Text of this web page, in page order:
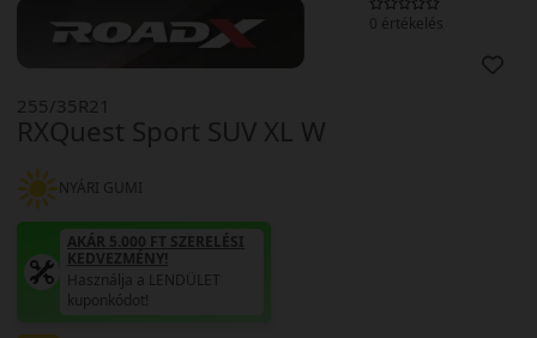
0 értékelés
RXQuest Sport SUV XL W
255/35R21
NYÁRI GUMI
AKÁR 5.000 FT SZERELÉSI
KEDVEZMÉNY!
Használja a LENDÜLET
kuponkódot!